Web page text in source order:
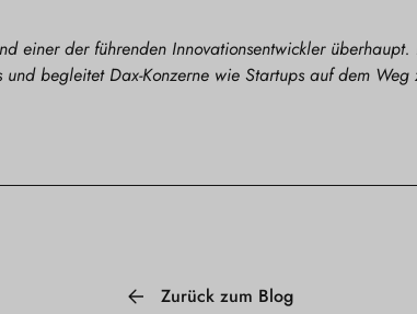
einer der führenden Innovationsentwickler
begleitet Dax-Konzerne wie Startups auf dem Weg
Zurück zum Blog